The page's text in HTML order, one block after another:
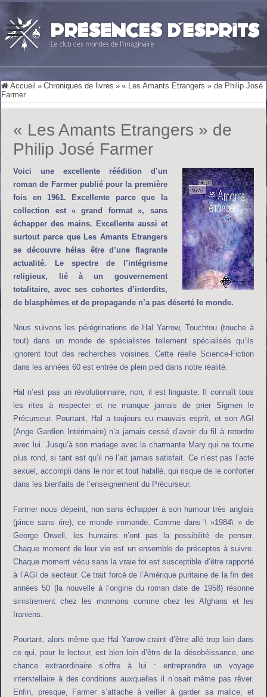
Accueil » Chroniques de livres » « Les Amants Etrangers » de Philip José
Farmer
« Les Amants Etrangers » de
Philip José Farmer
Voici une excellente réédition d’un
roman de Farmer publié pour la première
fois en 1961. Excellente parce que la
collection est « grand format », sans
échapper des mains. Excellente aussi et
surtout parce que Les Amants Etrangers
se découvre hélas être d’une flagrante
actualité. Le spectre de l’intégrisme
religieux, lié à un gouvernement
totalitaire, avec ses cohortes d’interdits,
de blasphèmes et de propagande n’a pas déserté le monde.
Nous suivons les pérégrinations de Hal Yarrow, Touchtou (touche à
tout) dans un monde de spécialistes tellement spécialisés qu’ils
ignorent tout des recherches voisines. Cette réelle Science-Fiction
dans les années 60 est entrée de plein pied dans notre réalité.
Hal n’est pas un révolutionnaire, non, il est linguiste. Il connaît tous
les rites à respecter et ne manque jamais de prier Sigmen le
Précurseur. Pourtant, Hal a toujours eu mauvais esprit, et son AGI
(Ange Gardien Intérimaire) n’a jamais cessé d’avoir du fil à retordre
avec lui. Jusqu’à son mariage avec la charmante Mary qui ne tourne
plus rond, si tant est qu’il ne l’ait jamais satisfait. Ce n’est pas l’acte
sexuel, accompli dans le noir et tout habillé, qui risque de le conforter
dans les bienfaits de l’enseignement du Précurseur.
Farmer nous dépeint, non sans échapper à son humour très anglais
(pince sans rire), ce monde immonde. Comme dans \ »1984\ » de
George Orwell, les humains n’ont pas la possibilité de penser.
Chaque moment de leur vie est un ensemble de préceptes à suivre.
Chaque moment vécu sans la vraie foi est susceptible d’être rapporté
à l’AGI de secteur. Ce trait forcé de l’Amérique puritaine de la fin des
années 50 (la nouvelle à l’origine du roman date de 1958) résonne
sinistrement chez les mormons comme chez les Afghans et les
Iraniens.
Pourtant, alors même que Hal Yarrow craint d’être allé trop loin dans
ce qui, pour le lecteur, est bien loin d’être de la désobéissance, une
chance extraordinaire s’offre à lui : entreprendre un voyage
interstellaire à des conditions auxquelles il n’osait même pas rêver.
Enfin, presque, Farmer s’attache à veiller à garder sa malice, et